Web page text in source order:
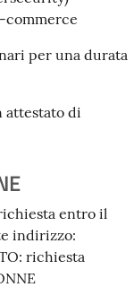
commerce
per una durata
attestato di
entro il
indirizzo:
richiesta